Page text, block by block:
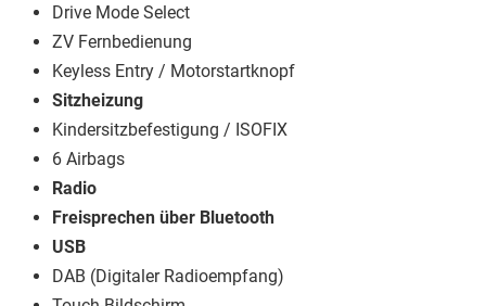
Drive Mode Select
ZV Fernbedienung
Keyless Entry / Motorstartknopf
Sitzheizung
Kindersitzbefestigung / ISOFIX
6 Airbags
Radio
Freisprechen über Bluetooth
USB
DAB (Digitaler Radioempfang)